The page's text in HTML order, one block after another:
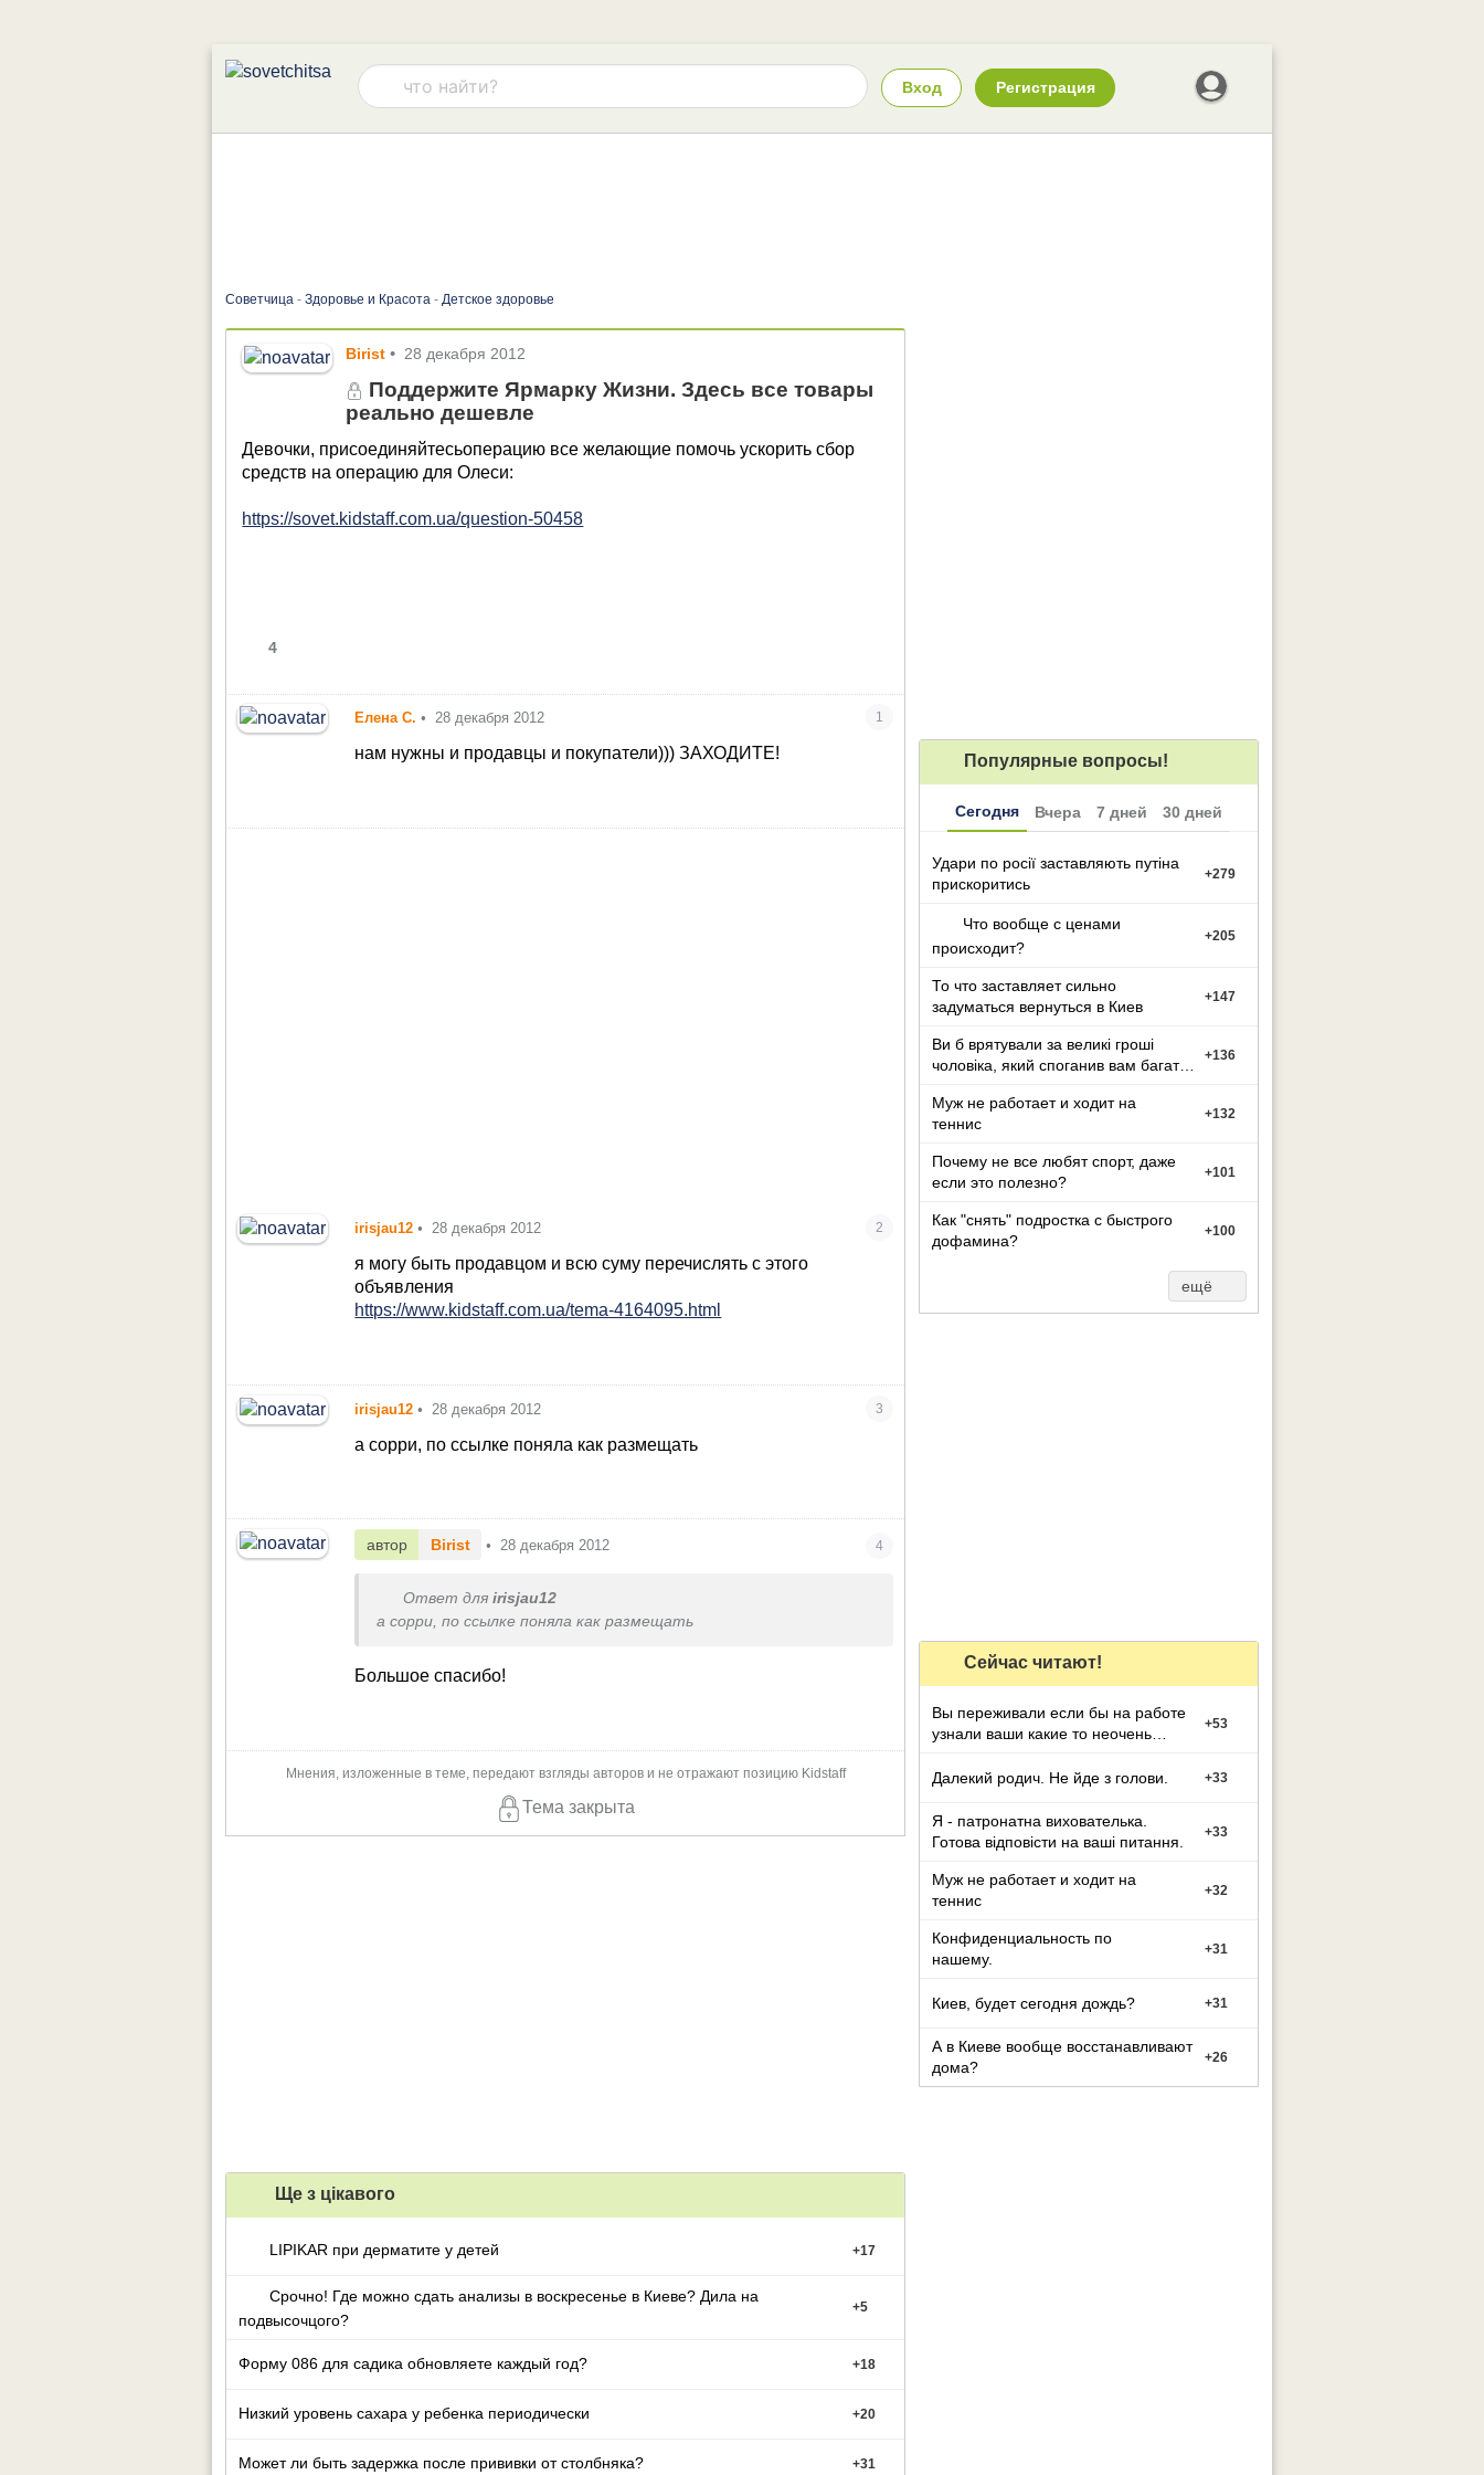
Вход Регистрация
Советчица - Здоровье и Красота - Детское здоровье
Birist • 28 декабря 2012
Поддержите Ярмарку Жизни. Здесь все товары
реально дешевле
Девочки, присоединяйтесьоперацию все желающие помочь ускорить сбор
средств на операцию для Олеси:
https://sovet.kidstaff.com.ua/question-50458
4
Елена С. • 28 декабря 2012 1
нам нужны и продавцы и покупатели))) ЗАХОДИТЕ!
irisjau12 • 28 декабря 2012 2
я могу быть продавцом и всю суму перечислять с этого
объявления
https://www.kidstaff.com.ua/tema-4164095.html
irisjau12 • 28 декабря 2012 3
а сорри, по ссылке поняла как размещать
автор Birist • 28 декабря 2012 4
Ответ для irisjau12
а сорри, по ссылке поняла как размещать
Большое спасибо!
Мнения, изложенные в теме, передают взгляды авторов и не отражают позицию Kidstaff
Тема закрыта
Ще з цiкавого
LIPIKAR при дерматите у детей +17
Срочно! Где можно сдать анализы в воскресенье в Киеве? Дила на
подвысочцого?
+5
Форму 086 для садика обновляете каждый год? +18
Низкий уровень сахара у ребенка периодически +20
Может ли быть задержка после прививки от столбняка? +31
Популярные вопросы!
Сегодня Вчера 7 дней 30 дней
Удари по росії заставляють путіна
прискоритись
+279
Что вообще с ценами
происходит?
+205
То что заставляет сильно
задуматься вернуться в Киев
+147
Ви б врятували за великі гроші
чоловіка, який споганив вам багато
+136
Муж не работает и ходит на
теннис
+132
Почему не все любят спорт, даже
если это полезно?
+101
Как "снять" подростка с быстрого
дофамина?
+100
ещё
Сейчас читают!
Вы переживали если бы на работе
узнали ваши какие то неочень
+53
Далекий родич. Не йде з голови. +33
Я - патронатна вихователька.
Готова відповісти на ваші питання.
+33
Муж не работает и ходит на
теннис
+32
Конфиденциальность по
нашему.
+31
Киев, будет сегодня дождь? +31
А в Киеве вообще восстанавливают
дома?
+26